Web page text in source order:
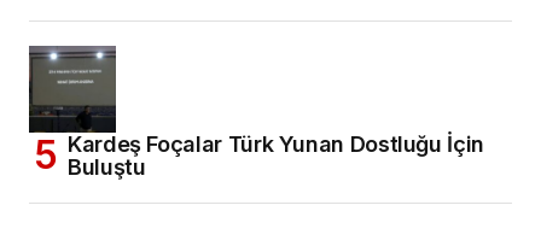
Kardeş Foçalar Türk Yunan Dostluğu İçin
Buluştu